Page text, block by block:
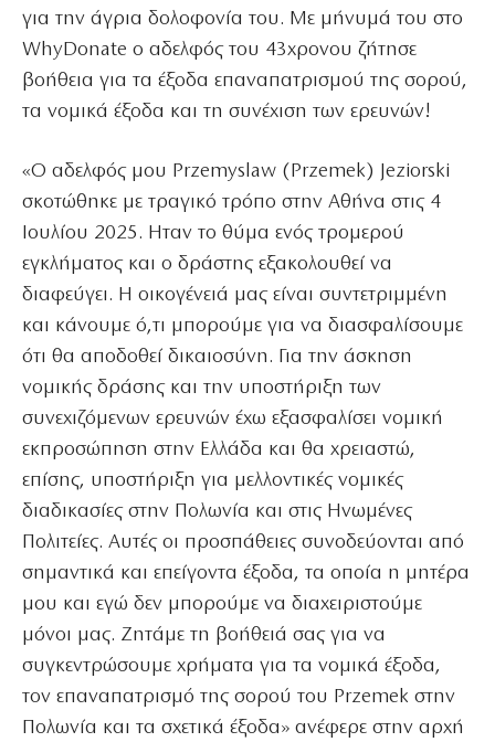
για την άγρια δολοφονία του. Με μήνυμά του στο
WhyDonate ο αδελφός του 43χρονου ζήτησε
βοήθεια για τα έξοδα επαναπατρισμού της σορού,
τα νομικά έξοδα και τη συνέχιση των ερευνών!
«Ο αδελφός μου Przemyslaw (Przemek) Jeziorski
σκοτώθηκε με τραγικό τρόπο στην Αθήνα στις 4
Ιουλίου 2025. Ηταν το θύμα ενός τρομερού
εγκλήματος και ο δράστης εξακολουθεί να
διαφεύγει. Η οικογένειά μας είναι συντετριμμένη
και κάνουμε ό,τι μπορούμε για να διασφαλίσουμε
ότι θα αποδοθεί δικαιοσύνη. Για την άσκηση
νομικής δράσης και την υποστήριξη των
συνεχιζόμενων ερευνών έχω εξασφαλίσει νομική
εκπροσώπηση στην Ελλάδα και θα χρειαστώ,
επίσης, υποστήριξη για μελλοντικές νομικές
διαδικασίες στην Πολωνία και στις Ηνωμένες
Πολιτείες. Αυτές οι προσπάθειες συνοδεύονται από
σημαντικά και επείγοντα έξοδα, τα οποία η μητέρα
μου και εγώ δεν μπορούμε να διαχειριστούμε
μόνοι μας. Ζητάμε τη βοήθειά σας για να
συγκεντρώσουμε χρήματα για τα νομικά έξοδα,
τον επαναπατρισμό της σορού του Przemek στην
Πολωνία και τα σχετικά έξοδα» ανέφερε στην αρχή